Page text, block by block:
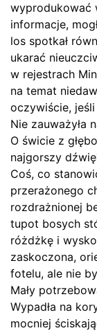
wyprodukować
informacje,
los spotkał
ukarać
w rejestrach
na temat
oczywiście,
Nie zauważyła
O świcie z
najgorszy
Coś, co
przerażonego
rozdrażnionej
tupot bosych
różdżkę i
zaskoczona,
fotelu, ale nie
Mały
Wypadła na
mocniej